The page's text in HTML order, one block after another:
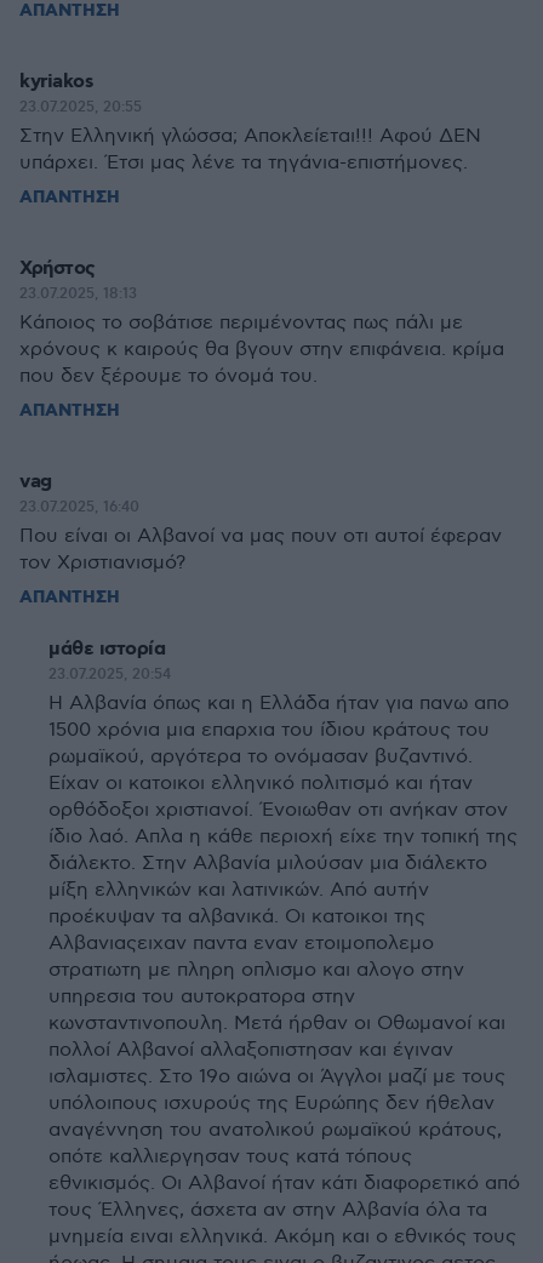
ΑΠΑΝΤΗΣΗ
kyriakos
23.07.2025, 20:55
Στην Ελληνική γλώσσα; Αποκλείεται!!! Αφού ΔΕΝ
υπάρχει. Έτσι μας λένε τα τηγάνια-επιστήμονες.
ΑΠΑΝΤΗΣΗ
Χρήστος
23.07.2025, 18:13
Κάποιος το σοβάτισε περιμένοντας πως πάλι με
χρόνους κ καιρούς θα βγουν στην επιφάνεια. κρίμα
που δεν ξέρουμε το όνομά του.
ΑΠΑΝΤΗΣΗ
vag
23.07.2025, 16:40
Που είναι οι Αλβανοί να μας πουν οτι αυτοί έφεραν
τον Χριστιανισμό?
ΑΠΑΝΤΗΣΗ
μάθε ιστορία
23.07.2025, 20:54
Η Αλβανία όπως και η Ελλάδα ήταν για πανω απο
1500 χρόνια μια επαρχια του ίδιου κράτους του
ρωμαϊκού, αργότερα το ονόμασαν βυζαντινό.
Είχαν οι κατοικοι ελληνικό πολιτισμό και ήταν
ορθόδοξοι χριστιανοί. Ένοιωθαν οτι ανήκαν στον
ίδιο λαό. Απλα η κάθε περιοχή είχε την τοπική της
διάλεκτο. Στην Αλβανία μιλούσαν μια διάλεκτο
μίξη ελληνικών και λατινικών. Από αυτήν
προέκυψαν τα αλβανικά. Οι κατοικοι της
Αλβανιαςειχαν παντα εναν ετοιμοπολεμο
στρατιωτη με πληρη οπλισμο και αλογο στην
υπηρεσια του αυτοκρατορα στην
κωνσταντινοπουλη. Μετά ήρθαν οι Οθωμανοί και
πολλοί Αλβανοί αλλαξοπιστησαν και έγιναν
ισλαμιστες. Στο 19ο αιώνα οι Άγγλοι μαζί με τους
υπόλοιπους ισχυρούς της Ευρώπης δεν ήθελαν
αναγέννηση του ανατολικού ρωμαϊκού κράτους,
οπότε καλλιεργησαν τους κατά τόπους
εθνικισμός. Οι Αλβανοί ήταν κάτι διαφορετικό από
τους Έλληνες, άσχετα αν στην Αλβανία όλα τα
μνημεία ειναι ελληνικά. Ακόμη και ο εθνικός τους